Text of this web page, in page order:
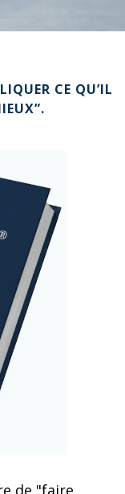
CE QU’IL
de "faire